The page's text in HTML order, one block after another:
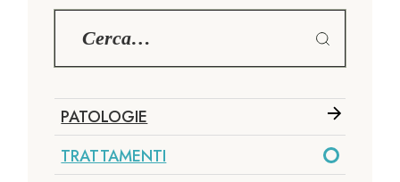
PATOLOGIE
TRATTAMENTI